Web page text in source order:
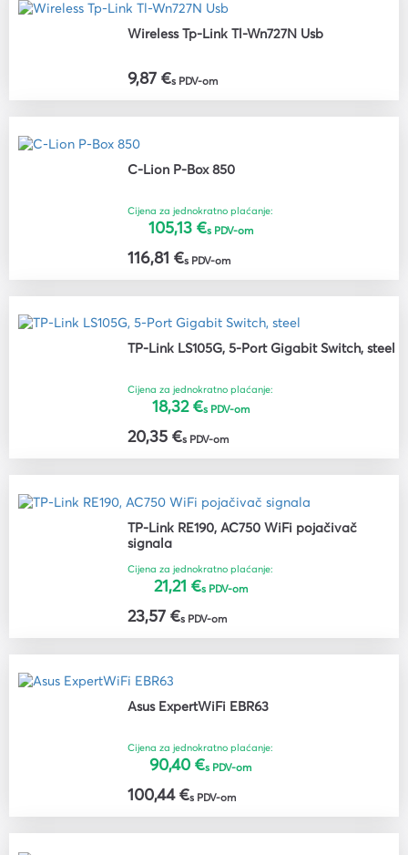
Wireless Tp-Link Tl-Wn727N Usb
9,87 €s PDV-om
C-Lion P-Box 850
Cijena za jednokratno plaćanje:
105,13 €s PDV-om
116,81 €s PDV-om
TP-Link LS105G, 5-Port Gigabit Switch, steel
Cijena za jednokratno plaćanje:
18,32 €s PDV-om
20,35 €s PDV-om
TP-Link RE190, AC750 WiFi pojačivač
signala
Cijena za jednokratno plaćanje:
21,21 €s PDV-om
23,57 €s PDV-om
Asus ExpertWiFi EBR63
Cijena za jednokratno plaćanje:
90,40 €s PDV-om
100,44 €s PDV-om